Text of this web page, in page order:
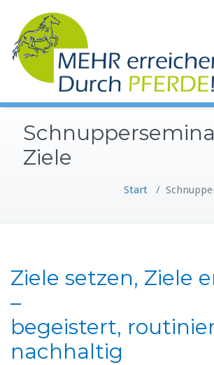
springen
Ziele
Start /
Ziele setzen, Ziele
–
begeistert,
nachhaltig